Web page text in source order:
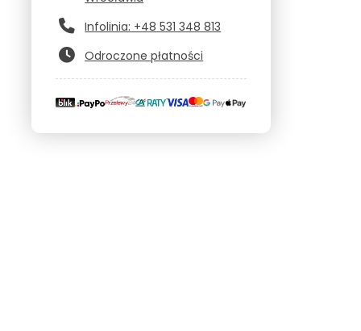
Infolinia: +48 531 348 813
Odroczone płatności